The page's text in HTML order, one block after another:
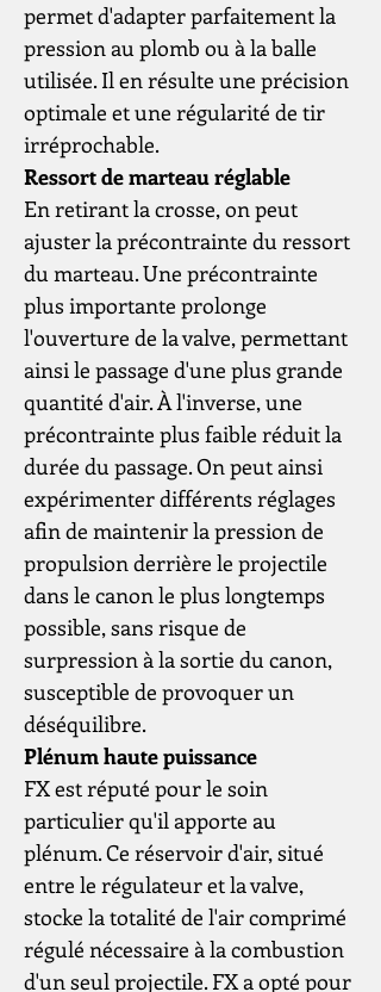
permet d'adapter parfaitement la
pression au plomb ou à la balle
utilisée. Il en résulte une précision
optimale et une régularité de tir
irréprochable.
Ressort de marteau réglable
En retirant la crosse, on peut
ajuster la précontrainte du ressort
du marteau. Une précontrainte
plus importante prolonge
l'ouverture de la valve, permettant
ainsi le passage d'une plus grande
quantité d'air. À l'inverse, une
précontrainte plus faible réduit la
durée du passage. On peut ainsi
expérimenter différents réglages
afin de maintenir la pression de
propulsion derrière le projectile
dans le canon le plus longtemps
possible, sans risque de
surpression à la sortie du canon,
susceptible de provoquer un
déséquilibre.
Plénum haute puissance
FX est réputé pour le soin
particulier qu'il apporte au
plénum. Ce réservoir d'air, situé
entre le régulateur et la valve,
stocke la totalité de l'air comprimé
régulé nécessaire à la combustion
d'un seul projectile. FX a opté pour